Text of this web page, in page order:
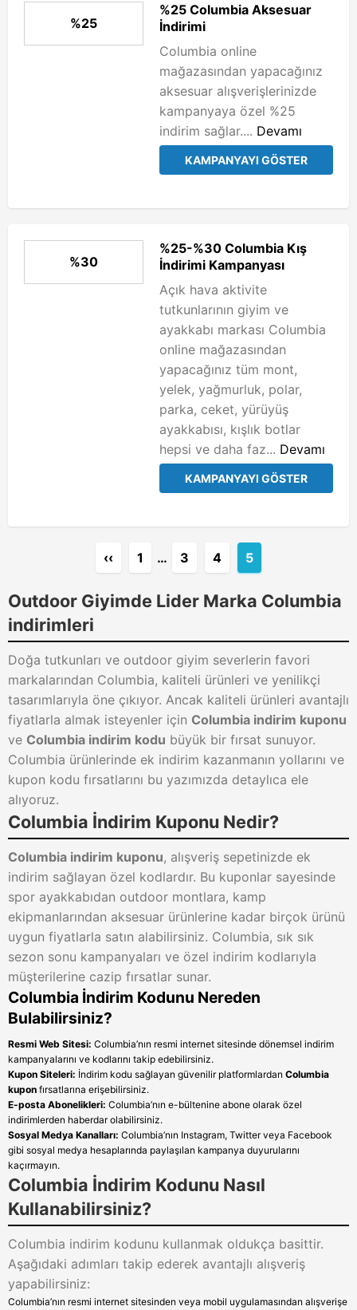
%25
%25 Columbia Aksesuar
İndirimi
Columbia online
mağazasından yapacağınız
aksesuar alışverişlerinizde
kampanyaya özel %25
indirim sağlar.... Devamı
KAMPANYAYI GÖSTER
%30
%25-%30 Columbia Kış
İndirimi Kampanyası
Açık hava aktivite
tutkunlarının giyim ve
ayakkabı markası Columbia
online mağazasından
yapacağınız tüm mont,
yelek, yağmurluk, polar,
parka, ceket, yürüyüş
ayakkabısı, kışlık botlar
hepsi ve daha faz... Devamı
KAMPANYAYI GÖSTER
‹‹ 1 … 3 4 5
Outdoor Giyimde Lider Marka Columbia
indirimleri
Doğa tutkunları ve outdoor giyim severlerin favori
markalarından Columbia, kaliteli ürünleri ve yenilikçi
tasarımlarıyla öne çıkıyor. Ancak kaliteli ürünleri avantajlı
fiyatlarla almak isteyenler için Columbia indirim kuponu
ve Columbia indirim kodu büyük bir fırsat sunuyor.
Columbia ürünlerinde ek indirim kazanmanın yollarını ve
kupon kodu fırsatlarını bu yazımızda detaylıca ele
alıyoruz.
Columbia İndirim Kuponu Nedir?
Columbia indirim kuponu, alışveriş sepetinizde ek
indirim sağlayan özel kodlardır. Bu kuponlar sayesinde
spor ayakkabıdan outdoor montlara, kamp
ekipmanlarından aksesuar ürünlerine kadar birçok ürünü
uygun fiyatlarla satın alabilirsiniz. Columbia, sık sık
sezon sonu kampanyaları ve özel indirim kodlarıyla
müşterilerine cazip fırsatlar sunar.
Columbia İndirim Kodunu Nereden
Bulabilirsiniz?
Resmi Web Sitesi: Columbia’nın resmi internet sitesinde dönemsel indirim
kampanyalarını ve kodlarını takip edebilirsiniz.
Kupon Siteleri: İndirim kodu sağlayan güvenilir platformlardan Columbia
kupon fırsatlarına erişebilirsiniz.
E-posta Abonelikleri: Columbia’nın e-bültenine abone olarak özel
indirimlerden haberdar olabilirsiniz.
Sosyal Medya Kanalları: Columbia’nın Instagram, Twitter veya Facebook
gibi sosyal medya hesaplarında paylaşılan kampanya duyurularını
kaçırmayın.
Columbia İndirim Kodunu Nasıl
Kullanabilirsiniz?
Columbia indirim kodunu kullanmak oldukça basittir.
Aşağıdaki adımları takip ederek avantajlı alışveriş
yapabilirsiniz:
Columbia’nın resmi internet sitesinden veya mobil uygulamasından alışverişe